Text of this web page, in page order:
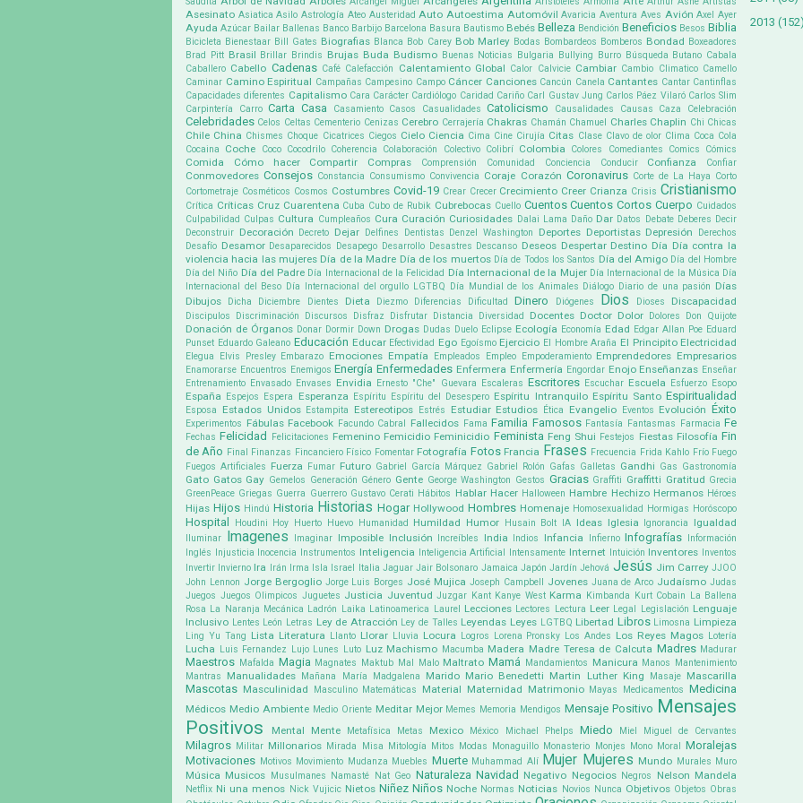
Asesinato Asiatica Asilo Astrología Ateo Austeridad Auto Autoestima Automóvil Avaricia Aventura Aves Avión Axel Ayer
Ayuda Azúcar Bailar Ballenas Banco Barbijo Barcelona Basura Bautismo Bebés Belleza Bendición Beneficios Besos Biblia
Bicicleta Bienestaar Bill Gates Biografias Blanca Bob Carey Bob Marley Bodas Bombardeos Bomberos Bondad Boxeadores
Brad Pitt Brasil Brillar Brindis Brujas Buda Budismo Buenas Noticias Bulgaria Bullying Burro Búsqueda Butano Cabala
Caballero Cabello Cadenas Café Calefacción Calentamiento Global Calor Calvicie Cambiar Cambio Climatico Camello
Caminar Camino Espiritual Campañas Campesino Campo Cáncer Canciones Cancún Canela Cantantes Cantar Cantinflas
Capacidades diferentes Capitalismo Cara Carácter Cardiólogo Caridad Cariño Carl Gustav Jung Carlos Páez Vilaró Carlos Slim
Carpintería
Carro Carta Casa Casamiento Casos Casualidades Catolicismo Causalidades Causas Caza Celebración
Celebridades Celos Celtas Cementerio Cenizas Cerebro Cerrajería Chakras Chamán Chamuel Charles Chaplin Chi Chicas
Chile China Chismes Choque Cicatrices Ciegos Cielo Ciencia Cima Cine Cirujía Citas Clase Clavo de olor Clima Coca Cola
Cocaina
Coche Coco Cocodrilo Coherencia Colaboración Colectivo Colibrí Colombia Colores Comediantes Comics Cómics
Comida Cómo hacer Compartir Compras Comprensión Comunidad Conciencia Conducir Confianza Confiar
Conmovedores Consejos Constancia Consumismo Convivencia Coraje Corazón Coronavirus Corte de La Haya Corto
Cortometraje Cosméticos Cosmos Costumbres Covid-19 Crear Crecer Crecimiento Creer Crianza Crisis Cristianismo
Crítica Críticas Cruz Cuarentena Cuba Cubo de Rubik Cubrebocas Cuello Cuentos Cuentos Cortos Cuerpo Cuidados
Culpabilidad Culpas Cultura Cumpleaños Cura Curación Curiosidades Dalai Lama Daño Dar Datos Debate Deberes Decir
Deconstruir Decoración Decreto Dejar Delfines Dentistas Denzel Washington Deportes Deportistas Depresión
Derechos
Desafío Desamor Desaparecidos Desapego Desarrollo Desastres Descanso Deseos Despertar Destino Día Día contra la
violencia hacia las mujeres Día de la Madre Día de los muertos Día de Todos los Santos Día del Amigo Día del Hombre
Día del Niño Día del Padre Día Internacional de la Felicidad Día Internacional de la Mujer Día Internacional de la Música Día
Internacional del Beso Día Internacional del orgullo LGTBQ Día Mundial de los Animales Diálogo Diario de una pasión Días
Dibujos
Dicha Diciembre Dientes Dieta Diezmo Diferencias Dificultad Dinero Diógenes Dios Dioses Discapacidad
Discipulos Discriminación Discursos Disfraz Disfrutar Distancia Diversidad Docentes Doctor Dolor Dolores Don Quijote
Donación de Órganos Donar Dormir Down Drogas Dudas Duelo Eclipse Ecología Economía Edad Edgar Allan Poe Eduard
Punset Eduardo Galeano Educación Educar Efectividad Ego Egoísmo Ejercicio El Hombre Araña El Principito Electricidad
Elegua Elvis Presley Embarazo Emociones Empatía Empleados Empleo Empoderamiento Emprendedores Empresarios
Enamorarse Encuentros Enemigos Energía Enfermedades Enfermera Enfermería Engordar Enojo Enseñanzas Enseñar
Entrenamiento Envasado Envases Envidia Ernesto "Che" Guevara Escaleras Escritores Escuchar Escuela Esfuerzo Esopo
España Espejos Espera Esperanza Espíritu Espíritu del Desespero Espíritu Intranquilo Espíritu Santo Espiritualidad
Esposa Estados Unidos Estampita Estereotipos Estrés Estudiar Estudios Ética Evangelio Eventos Evolución Éxito
Experimentos Fábulas Facebook Facundo Cabral Fallecidos Fama Familia Famosos Fantasía Fantasmas Farmacia Fe
Fechas Felicidad Felicitaciones Femenino Femicidio Feminicidio Feminista Feng Shui Festejos Fiestas Filosofía Fin
de Año Final Finanzas Fincanciero Físico Fomentar Fotografía Fotos Francia Frases Frecuencia Frida Kahlo Frío Fuego
Fuegos Artificiales Fuerza Fumar Futuro Gabriel García Márquez Gabriel Rolón Gafas Galletas Gandhi Gas Gastronomía
Gato Gatos Gay Gemelos Generación Género Gente George Washington Gestos Gracias Graffiti Graffitti Gratitud Grecia
GreenPeace Griegas Guerra Guerrero Gustavo Cerati Hábitos Hablar Hacer Halloween Hambre Hechizo Hermanos Héroes
Hijas Hijos Hindú Historia Historias Hogar Hollywood Hombres Homenaje Homosexualidad Hormigas Horóscopo
Hospital Houdini Hoy Huerto Huevo Humanidad Humildad Humor Husain Bolt IA Ideas Iglesia Ignorancia Igualdad
Iluminar Imagenes Imaginar Imposible Inclusión Increíbles India Indios Infancia Infierno Infografías
Información
Inglés
Injusticia Inocencia Instrumentos Inteligencia Inteligencia Artificial Intensamente Internet Intuición Inventores
Inventos
Invertir Invierno Ira Irán Irma Isla Israel Italia Jaguar Jair Bolsonaro Jamaica Japón Jardín Jehová Jesús Jim Carrey JJOO
John Lennon Jorge Bergoglio Jorge Luis Borges José Mujica Joseph Campbell Jovenes Juana de Arco Judaísmo Judas
Juegos Juegos Olimpicos Juguetes Justicia Juventud Juzgar Kant Kanye West Karma Kimbanda Kurt Cobain
La Ballena
Rosa La Naranja Mecánica Ladrón Laika Latinoamerica Laurel Lecciones Lectores Lectura Leer Legal Legislación Lenguaje
Inclusivo Lentes León Letras Ley de Atracción Ley de Talles Leyendas Leyes LGTBQ Libertad Libros Limosna Limpieza
Ling Yu Tang Lista Literatura Llanto Llorar Lluvia Locura Logros Lorena Pronsky Los Andes Los Reyes Magos Lotería
Lucha Luis Fernandez Lujo Lunes Luto Luz Machismo Macumba Madera Madre Teresa de Calcuta Madres Madurar
Maestros Mafalda Magia Magnates Maktub Mal Malo Maltrato Mamá Mandamientos Manicura Manos
Mantenimiento
Mantras
Manualidades Mañana María Madgalena Marido Mario Benedetti Martin Luther King Masaje Mascarilla
Mascotas Masculinidad Masculino Matemáticas Material Maternidad Matrimonio Mayas Medicamentos Medicina
Médicos Medio Ambiente Medio Oriente Meditar Mejor Memes Memoria Mendigos Mensaje Positivo Mensajes
Positivos
Mental Mente Metafísica Metas Mexico México Michael Phelps Miedo Miel Miguel de Cervantes
Milagros Militar Millonarios Mirada Misa Mitología Mitos Modas Monaguillo Monasterio Monjes Mono Moral
Moralejas
Motivaciones Motivos Movimiento Mudanza Muebles Muerte Muhammad Alí Mujer Mujeres Mundo Murales Muro
Música Musicos Musulmanes Namasté Nat Geo Naturaleza Navidad Negativo Negocios Negros Nelson Mandela
Netflix Ni una menos Nick Vujicic Nietos Niñez Niños Noche Normas Noticias Novios Nunca Objetivos Objetos Obras
2013